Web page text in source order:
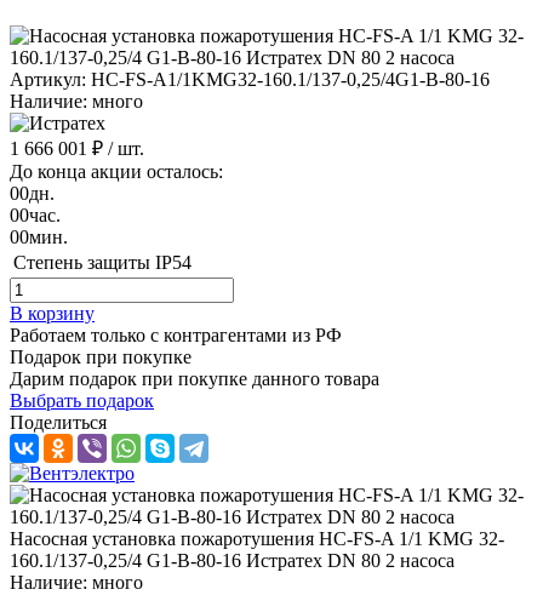
Артикул: HC-FS-A1/1KMG32-160.1/137-0,25/4G1-B-80-16
Наличие: много
1 666 001 ₽ / шт.
До конца акции осталось:
00дн.
00час.
00мин.
Степень защиты IP54
В корзину
Работаем только с контрагентами из РФ
Подарок при покупке
Дарим подарок при покупке данного товара
Выбрать подарок
Поделиться
Насосная установка пожаротушения HC-FS-A 1/1 KMG 32-
160.1/137-0,25/4 G1-B-80-16 Истратех DN 80 2 насоса
Наличие: много